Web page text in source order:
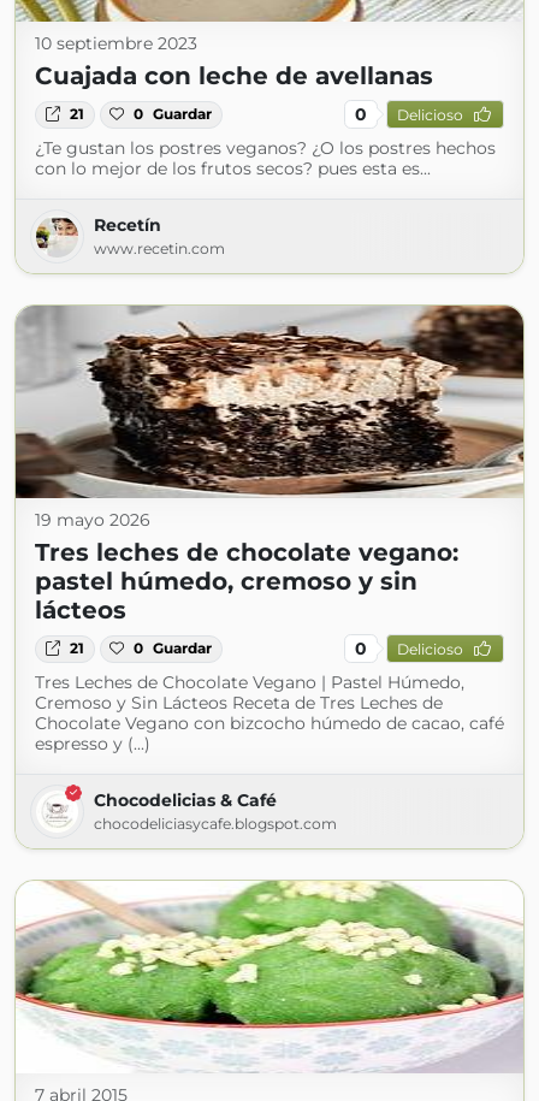
10 septiembre 2023
Cuajada con leche de avellanas
21 0 Guardar 0 Delicioso
¿Te gustan los postres veganos? ¿O los postres hechos
con lo mejor de los frutos secos? pues esta es...
Recetín
www.recetin.com
19 mayo 2026
Tres leches de chocolate vegano:
pastel húmedo, cremoso y sin
lácteos
21 0 Guardar 0 Delicioso
Tres Leches de Chocolate Vegano | Pastel Húmedo,
Cremoso y Sin Lácteos Receta de Tres Leches de
Chocolate Vegano con bizcocho húmedo de cacao, café
espresso y (...)
Chocodelicias & Café
chocodeliciasycafe.blogspot.com
7 abril 2015